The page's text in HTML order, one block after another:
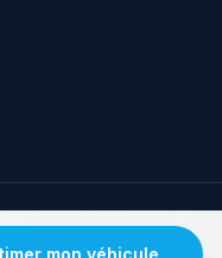
Agent formateur· ©
mon véhicule